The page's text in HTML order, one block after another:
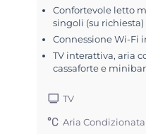
Confortevole letto
singoli (su richiesta)
Connessione Wi-Fi
TV interattiva, aria
cassaforte e minibar
TV
Aria Condizionata